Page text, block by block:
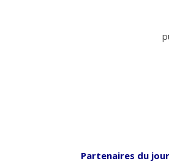
Partenaires du